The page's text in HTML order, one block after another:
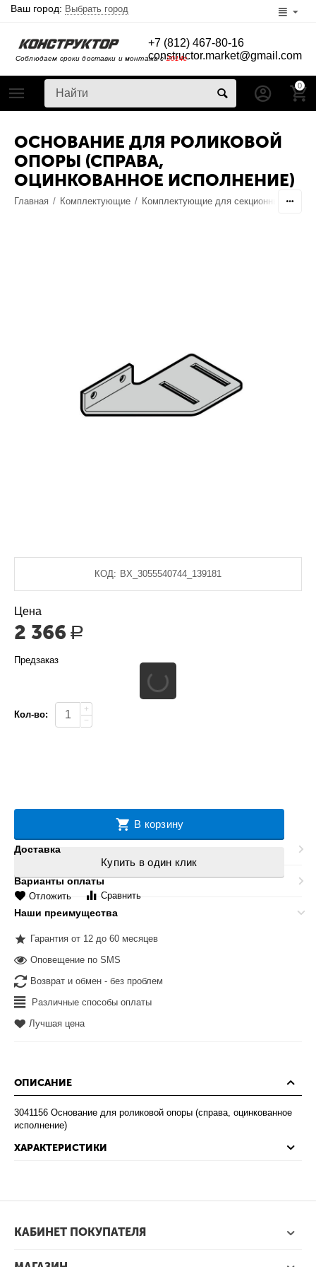
Ваш город: Выбрать город
Соблюдаем сроки доставки и монтажа с2014г
+7 (812) 467-80-16
constructor.market@gmail.com
0
ОСНОВАНИЕ ДЛЯ РОЛИКОВОЙ
ОПОРЫ (СПРАВА,
ОЦИНКОВАННОЕ ИСПОЛНЕНИЕ)
Главная / Комплектующие / Комплектующие для секционных ворот
КОД: BX_3055540744_139181
Цена
2 366 Р
Предзаказ
Кол-во:
+
−
В корзину
Купить в один клик
Отложить Сравнить
Доставка
Варианты оплаты
Наши преимущества
Гарантия от 12 до 60 месяцев
Оповещение по SMS
Возврат и обмен - без проблем
Различные способы оплаты
Лучшая цена
ОПИСАНИЕ
3041156 Основание для роликовой опоры (справа, оцинкованное
исполнение)
ХАРАКТЕРИСТИКИ
КАБИНЕТ ПОКУПАТЕЛЯ